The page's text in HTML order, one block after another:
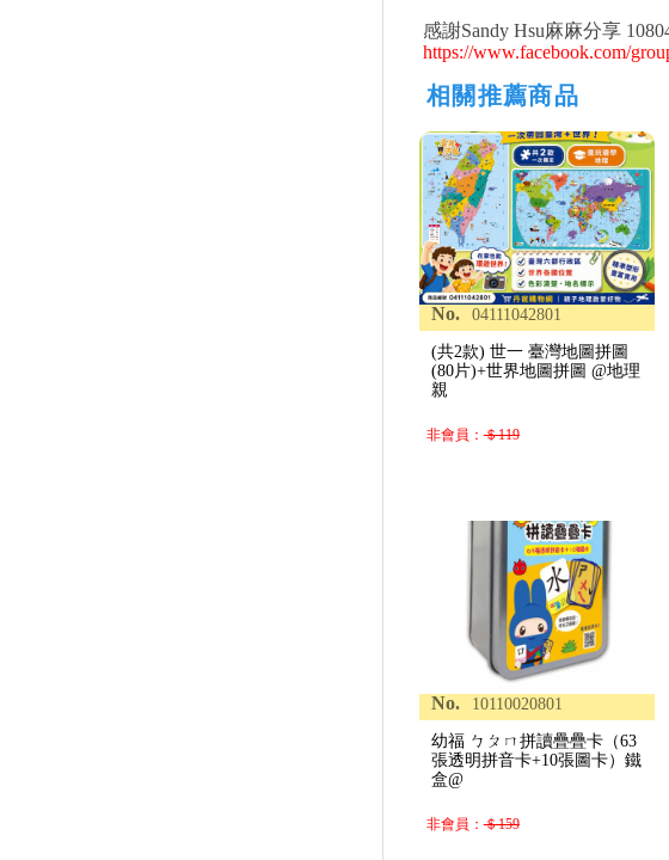
感謝Sandy Hsu麻麻分享
https://www.facebook.com/
相關推薦商品
No. 04111042801
(共2款) 世一 臺灣地圖拼圖
(80片)+世界地圖拼圖 @地理
親
非會員：＄119
No. 10110020801
幼福 ㄅㄆㄇ拼讀疊疊卡（63
張透明拼音卡+10張圖卡）鐵
盒@
非會員：＄159